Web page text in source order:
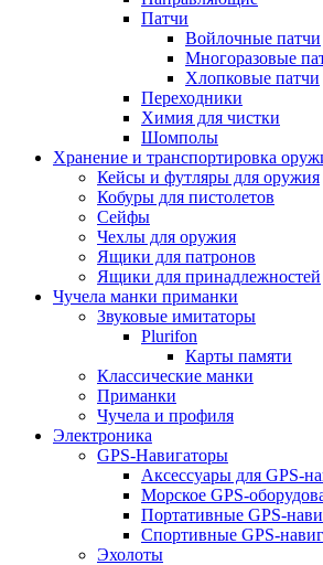
Патчи
Войлочные патчи
Многоразовые
Хлопковые патчи
Переходники
Химия для чистки
Шомполы
Хранение и транспортировка
Кейсы и футляры для оружия
Кобуры для пистолетов
Сейфы
Чехлы для оружия
Ящики для патронов
Ящики для принадлежностей
Чучела манки приманки
Звуковые имитаторы
Plurifon
Карты памяти
Классические манки
Приманки
Чучела и профиля
Электроника
GPS-Навигаторы
Аксессуары для GPS-
Морское GPS-
Портативные GPS-
Спортивные GPS-
Эхолоты